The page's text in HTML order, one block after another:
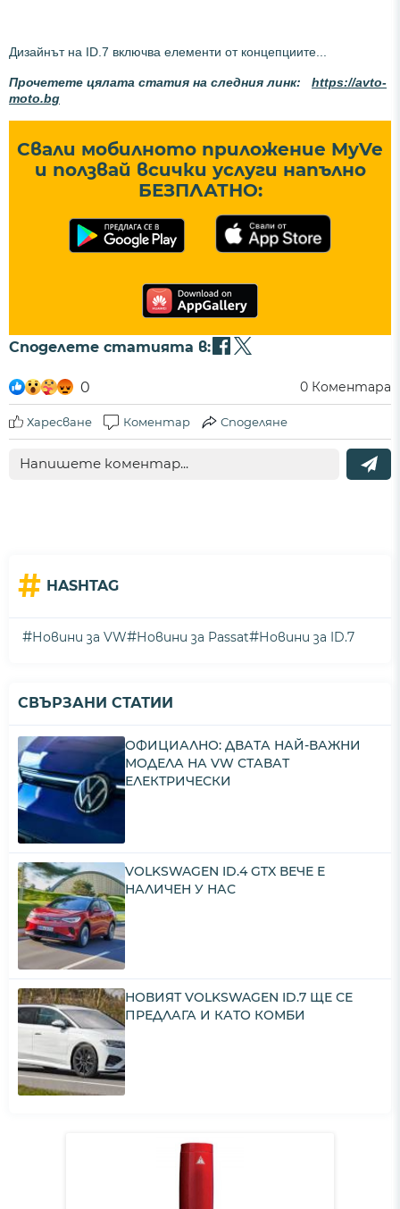
Дизайнът на ID.7 включва елементи от концепциите...
Прочетете цялата статия на следния линк: https://avto-
moto.bg
Свали мобилното приложение MyVe
и ползвай всички услуги напълно
БЕЗПЛАТНО:
Споделете статията в:
0 0 Коментара
Харесване Коментар Споделяне
# HASHTAG
#Новини за VW#Новини за Passat#Новини за ID.7
СВЪРЗАНИ СТАТИИ
ОФИЦИАЛНО: ДВАТА НАЙ-ВАЖНИ
МОДЕЛА НА VW СТАВАТ
ЕЛЕКТРИЧЕСКИ
VOLKSWAGEN ID.4 GTX ВЕЧЕ Е
НАЛИЧЕН У НАС
НОВИЯТ VOLKSWAGEN ID.7 ЩЕ СЕ
ПРЕДЛАГА И КАТО КОМБИ